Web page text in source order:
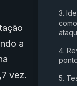
3.
4.
5.
a
vez.